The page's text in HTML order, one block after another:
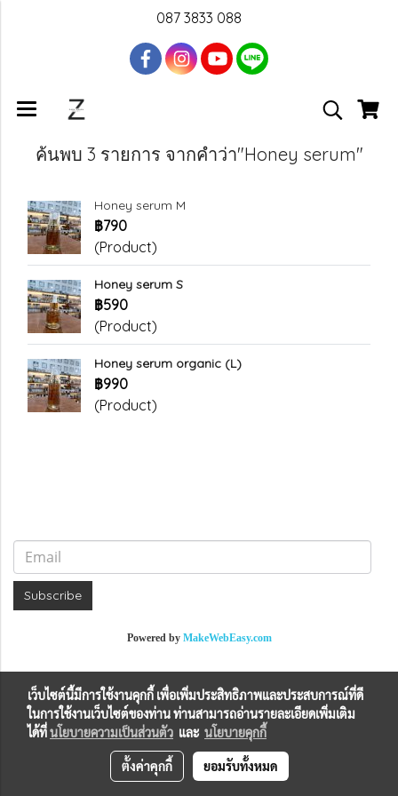
087 3833 088
ค้นพบ 3 รายการ จากคำว่า"Honey serum"
Honey serum M
฿790
(Product)
Honey serum S
฿590
(Product)
Honey serum organic (L)
฿990
(Product)
Subscribe
Powered by MakeWebEasy.com
เว็บไซต์นี้มีการใช้งานคุกกี้ เพื่อเพิ่มประสิทธิภาพและประสบการณ์ที่ดี
ในการใช้งานเว็บไซต์ของท่าน ท่านสามารถอ่านรายละเอียดเพิ่มเติม
ได้ที่นโยบายความเป็นส่วนตัว และ นโยบายคุกกี้
ตั้งค่าคุกกี้ ยอมรับทั้งหมด